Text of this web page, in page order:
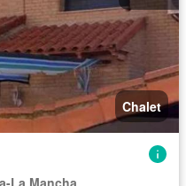
Chalet